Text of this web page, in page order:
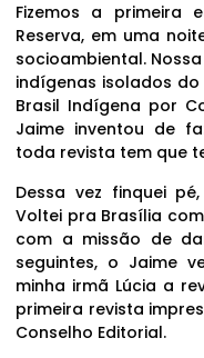
Fizemos a primeira
Reserva, em uma
socioambiental.
indígenas isolados do
Brasil Indígena por
Jaime inventou de
toda revista tem que
Dessa vez finquei
Voltei pra Brasília
com a missão de
seguintes, o Jaime
minha irmã Lúcia a
primeira revista
Conselho Editorial.